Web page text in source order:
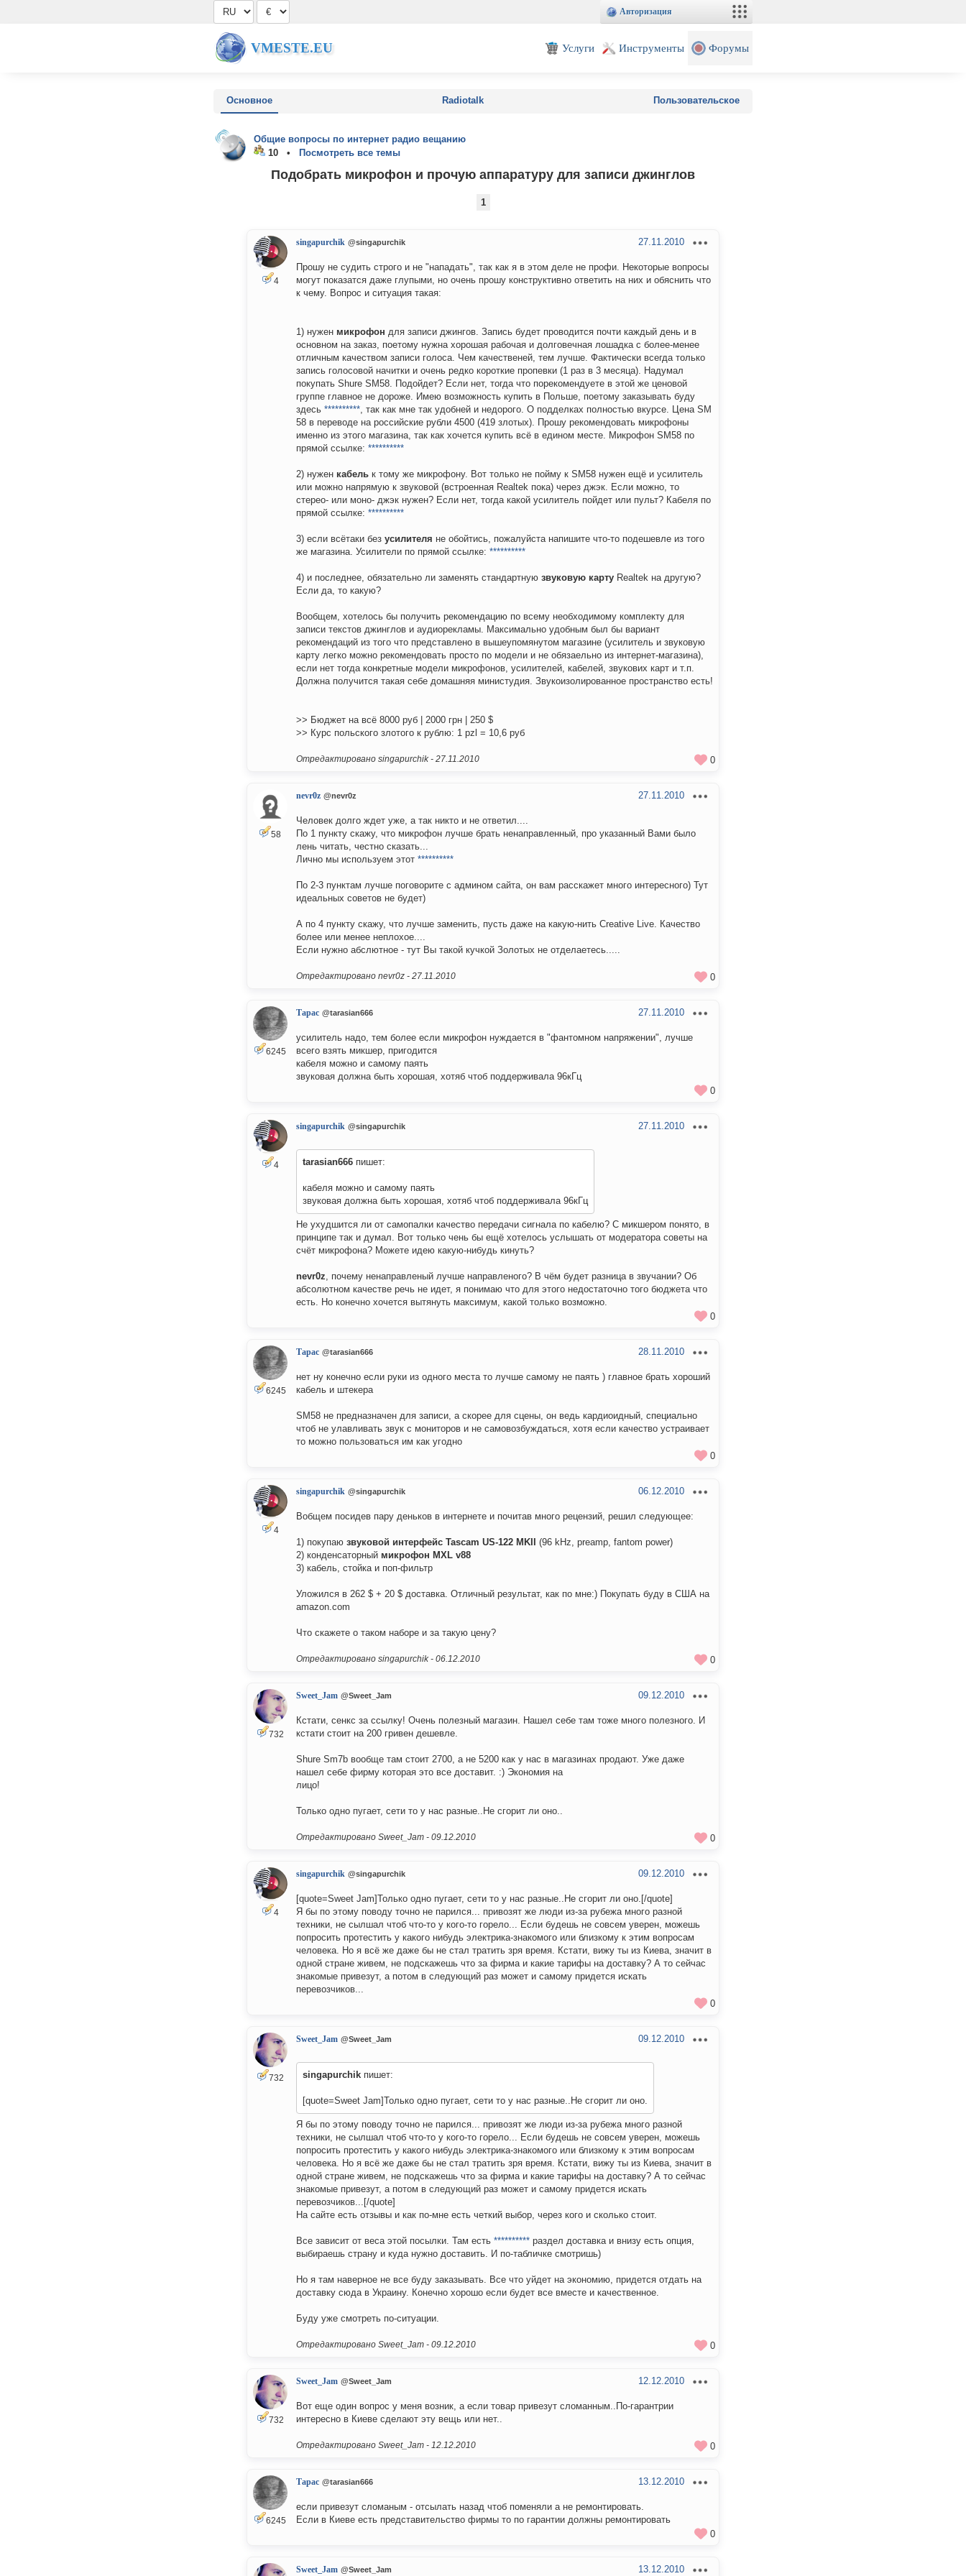
Авторизация
VMESTE.EU Услуги Инструменты Форумы
Основное Radiotalk Пользовательское
Общие вопросы по интернет радио вещанию
10 •
Посмотреть все темы
Подобрать микрофон и прочую аппаратуру для записи джинглов
1
4
singapurchik @singapurchik 27.11.2010
Прошу не судить строго и не "нападать", так как я в этом деле не профи. Некоторые вопросы
могут показатся даже глупыми, но очень прошу конструктивно ответить на них и обяснить что
к чему. Вопрос и ситуация такая:
1) нужен микрофон для записи джингов. Запись будет проводится почти каждый день и в
основном на заказ, поетому нужна хорошая рабочая и долговечная лошадка с более-менее
отличным качеством записи голоса. Чем качественей, тем лучше. Фактически всегда только
запись голосовой начитки и очень редко короткие пропевки (1 раз в 3 месяца). Надумал
покупать Shure SM58. Подойдет? Если нет, тогда что порекомендуете в этой же ценовой
группе главное не дороже. Имею возможность купить в Польше, поетому заказывать буду
здесь **********, так как мне так удобней и недорого. О подделках полностью вкурсе. Цена SM
58 в переводе на российские рубли 4500 (419 злотых). Прошу рекомендовать микрофоны
именно из этого магазина, так как хочется купить всё в едином месте. Микрофон SM58 по
прямой ссылке: **********
2) нужен кабель к тому же микрофону. Вот только не пойму к SM58 нужен ещё и усилитель
или можно напрямую к звуковой (встроенная Realtek пока) через джэк. Если можно, то
стерео- или моно- джэк нужен? Если нет, тогда какой усилитель пойдет или пульт? Кабеля по
прямой ссылке: **********
3) если всётаки без усилителя не обойтись, пожалуйста напишите что-то подешевле из того
же магазина. Усилители по прямой ссылке: **********
4) и последнее, обязательно ли заменять стандартную звуковую карту Realtek на другую?
Если да, то какую?
Вообщем, хотелось бы получить рекомендацию по всему необходимому комплекту для
записи текстов джинглов и аудиорекламы. Максимально удобным был бы вариант
рекомендаций из того что представлено в вышеупомянутом магазине (усилитель и звуковую
карту легко можно рекомендовать просто по модели и не обязаельно из интернет-магазина),
если нет тогда конкретные модели микрофонов, усилителей, кабелей, звукових карт и т.п.
Должна получится такая себе домашняя министудия. Звукоизолированное пространство есть!
>> Бюджет на всё 8000 руб | 2000 грн | 250 $
>> Курс польского злотого к рублю: 1 pzl = 10,6 руб
Отредактировано singapurchik - 27.11.2010 0
58
nevr0z @nevr0z 27.11.2010
Человек долго ждет уже, а так никто и не ответил....
По 1 пункту скажу, что микрофон лучше брать ненаправленный, про указанный Вами было
лень читать, честно сказать...
Лично мы используем этот **********
По 2-3 пунктам лучше поговорите с админом сайта, он вам расскажет много интересного) Тут
идеальных советов не будет)
А по 4 пункту скажу, что лучше заменить, пусть даже на какую-нить Creative Live. Качество
более или менее неплохое....
Если нужно абслютное - тут Вы такой кучкой Золотых не отделаетесь.....
Отредактировано nevr0z - 27.11.2010 0
6245
Тарас @tarasian666 27.11.2010
усилитель надо, тем более если микрофон нуждается в "фантомном напряжении", лучше
всего взять микшер, пригодится
кабеля можно и самому паять
звуковая должна быть хорошая, хотяб чтоб поддерживала 96кГц
0
4
singapurchik @singapurchik 27.11.2010
tarasian666 пишет:
кабеля можно и самому паять
звуковая должна быть хорошая, хотяб чтоб поддерживала 96кГц
Не ухудшится ли от самопалки качество передачи сигнала по кабелю? С микшером понято, в
принципе так и думал. Вот только чень бы ещё хотелось услышать от модератора советы на
счёт микрофона? Можете идею какую-нибудь кинуть?
nevr0z, почему ненаправленый лучше направленого? В чём будет разница в звучании? Об
абсолютном качестве речь не идет, я понимаю что для этого недостаточно того бюджета что
есть. Но конечно хочется вытянуть максимум, какой только возможно.
0
6245
Тарас @tarasian666 28.11.2010
нет ну конечно если руки из одного места то лучше самому не паять ) главное брать хороший
кабель и штекера
SM58 не предназначен для записи, а скорее для сцены, он ведь кардиоидный, специально
чтоб не улавливать звук с мониторов и не самовозбуждаться, хотя если качество устраивает
то можно пользоваться им как угодно
0
4
singapurchik @singapurchik 06.12.2010
Вобщем посидев пару деньков в интернете и почитав много рецензий, решил следующее:
1) покупаю звуковой интерфейс Tascam US-122 MKII
(96 kHz, preamp, fantom power)
2) конденсаторный микрофон MXL v88
3) кабель, стойка и поп-фильтр
Уложился в 262 $ + 20 $ доставка. Отличный результат, как по мне:) Покупать буду в США на
amazon.com
Что скажете о таком наборе и за такую цену?
Отредактировано singapurchik - 06.12.2010 0
732
Sweet_Jam @Sweet_Jam 09.12.2010
Кстати, сенкс за ссылку! Очень полезный магазин. Нашел себе там тоже много полезного. И
кстати стоит на 200 гривен дешевле.
Shure Sm7b вообще там стоит 2700, а не 5200 как у нас в магазинах продают. Уже даже
нашел себе фирму которая это все доставит. :) Экономия на
лицо!
Только одно пугает, сети то у нас разные..Не сгорит ли оно..
Отредактировано Sweet_Jam - 09.12.2010 0
4
singapurchik @singapurchik 09.12.2010
[quote=Sweet Jam]Только одно пугает, сети то у нас разные..Не сгорит ли оно.[/quote]
Я бы по этому поводу точно не парился... привозят же люди из-за рубежа много разной
техники, не сылшал чтоб что-то у кого-то горело... Если будешь не совсем уверен, можешь
попросить протестить у какого нибудь электрика-знакомого или близкому к этим вопросам
человека. Но я всё же даже бы не стал тратить зря время. Кстати, вижу ты из Киева, значит в
одной стране живем, не подскажешь что за фирма и какие тарифы на доставку? А то сейчас
знакомые привезут, а потом в следующий раз может и самому придется искать
перевозчиков...
0
732
Sweet_Jam @Sweet_Jam 09.12.2010
singapurchik пишет:
[quote=Sweet Jam]Только одно пугает, сети то у нас разные..Не сгорит ли оно.
Я бы по этому поводу точно не парился... привозят же люди из-за рубежа много разной
техники, не сылшал чтоб что-то у кого-то горело... Если будешь не совсем уверен, можешь
попросить протестить у какого нибудь электрика-знакомого или близкому к этим вопросам
человека. Но я всё же даже бы не стал тратить зря время. Кстати, вижу ты из Киева, значит в
одной стране живем, не подскажешь что за фирма и какие тарифы на доставку? А то сейчас
знакомые привезут, а потом в следующий раз может и самому придется искать
перевозчиков...[/quote]
На сайте есть отзывы и как по-мне есть четкий выбор, через кого и сколько стоит.
Все зависит от веса этой посылки. Там есть ********** раздел доставка и внизу есть опция,
выбираешь страну и куда нужно доставить. И по-табличке смотришь)
Но я там наверное не все буду заказывать. Все что уйдет на экономию, придется отдать на
доставку сюда в Украину. Конечно хорошо если будет все вместе и качественное.
Буду уже смотреть по-ситуации.
Отредактировано Sweet_Jam - 09.12.2010 0
732
Sweet_Jam @Sweet_Jam 12.12.2010
Вот еще один вопрос у меня возник, а если товар привезут сломанным..По-гарантрии
интересно в Киеве сделают эту вещь или нет..
Отредактировано Sweet_Jam - 12.12.2010 0
6245
Тарас @tarasian666 13.12.2010
если привезут сломаным - отсылать назад чтоб поменяли а не ремонтировать.
Если в Киеве есть представительство фирмы то по гарантии должны ремонтировать
0
Sweet_Jam @Sweet_Jam 13.12.2010